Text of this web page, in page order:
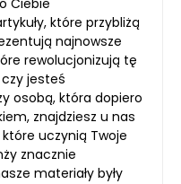
Ciebie
które przybliżą
najnowsze
rewolucjonizują tę
jesteś
osobą, która dopiero
znajdziesz u nas
uczynią Twoje
znacznie
materiały były